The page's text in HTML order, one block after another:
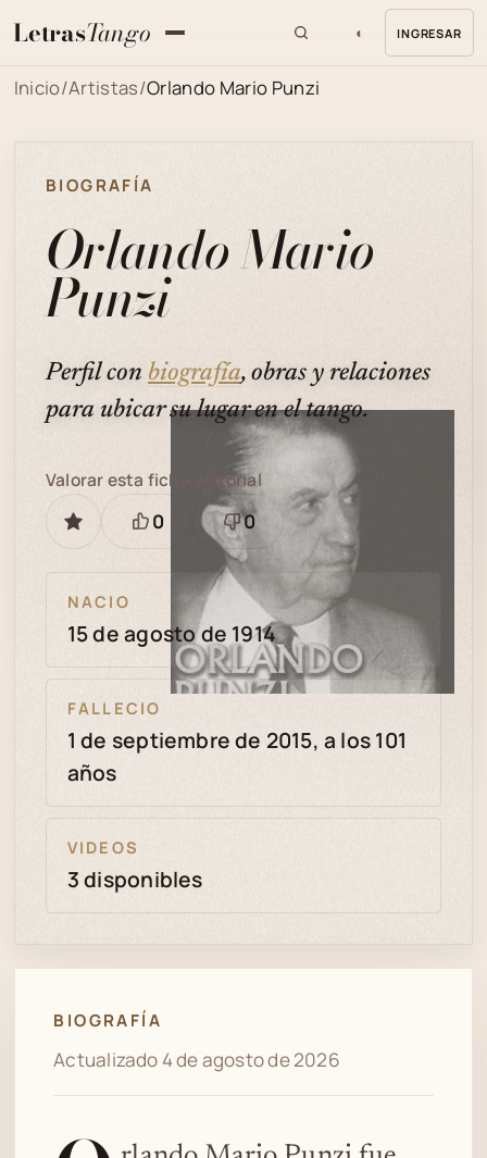
LetrasTango ◐ INGRESAR
Inicio/Artistas/Orlando Mario Punzi
BIOGRAFÍA
Orlando Mario
Punzi
Perfil con biografía, obras y relaciones
para ubicar su lugar en el tango.
GUARDAR
Valorar esta ficha editorial
Está
0
Necesita
revisión
0
NACIO
15 de agosto de 1914
FALLECIO
1 de septiembre de 2015, a los 101
años
VIDEOS
3 disponibles
BIOGRAFÍA
Actualizado 4 de agosto de 2026